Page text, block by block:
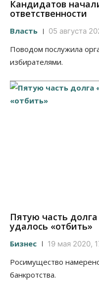
Кандидатов
ответственности
Власть 05 августа
Поводом послужила
избирателями.
Пятую часть
удалось «отбить»
Бизнес 19 мая 2020,
Росимущество
банкротства.